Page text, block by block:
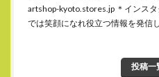
artshop-kyoto.stores.jp ＊インス
では笑顔になれ役立つ情報を発信
投稿一